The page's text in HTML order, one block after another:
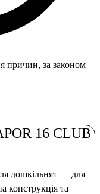
причин, за законом
16 CLUB
дошкільнят — для
конструкція та